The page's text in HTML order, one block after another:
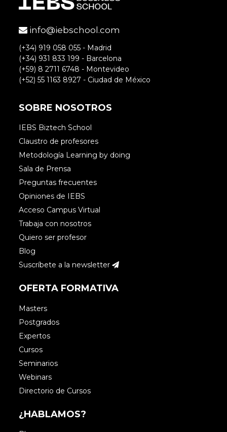
info@iebschool.com
(+34) 919 058 055 - Madrid
(+34) 931 833 199 - Barcelona
(+59) 8 2711 6748 - Montevideo
(+52) 55 1163 8927 - Ciudad de México
SOBRE NOSOTROS
IEBS Biztech School
Claustro de profesores
Metodología Learning by doing
Sala de Prensa
Preguntas frecuentes
Opiniones de IEBS
Acceso Campus Virtual
Trabaja con nosotros
Quiero ser profesor
Blog
Suscríbete a la newsletter
OFERTA FORMATIVA
Masters
Postgrados
Expertos
Cursos
Seminarios
Webinars
Directorio de Cursos
¿HABLAMOS?